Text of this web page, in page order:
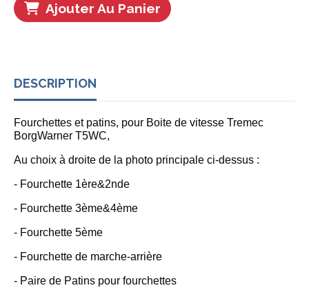
Ajouter Au Panier
DESCRIPTION
Fourchettes et patins, pour Boite de vitesse Tremec
BorgWarner T5WC,
Au choix à droite de la photo principale ci-dessus :
- Fourchette 1ère&2nde
- Fourchette 3ème&4ème
- Fourchette 5ème
- Fourchette de marche-arrière
- Paire de Patins pour fourchettes